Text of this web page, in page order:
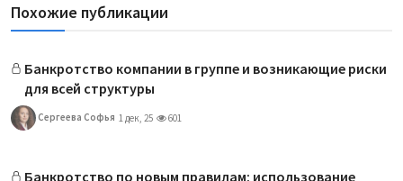
Похожие публикации
Банкротство компании в группе и возникающие риски
для всей структуры
Сергеева Софья 1 дек, 25 601
Банкротство по новым правилам: использование